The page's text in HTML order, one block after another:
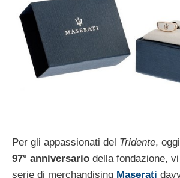
Per gli appassionati del Tridente,
97° anniversario della fondazione,
serie di merchandising Maserati